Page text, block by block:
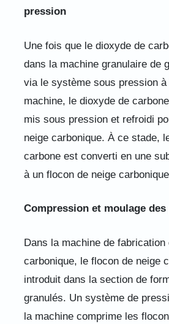
pression
Une fois que le dioxyde de
dans la machine granulaire de
via le système sous pression
machine, le dioxyde de
mis sous pression et refroidi
neige carbonique. À ce stade,
carbone est converti en une
à un flocon de neige
Compression et moulage
Dans la machine de fabrication
carbonique, le flocon de neige
introduit dans la section de
granulés. Un système de
la machine comprime les